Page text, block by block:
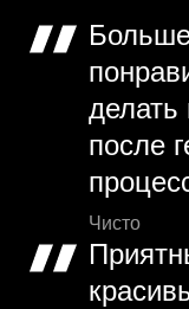
делать
после
Чисто